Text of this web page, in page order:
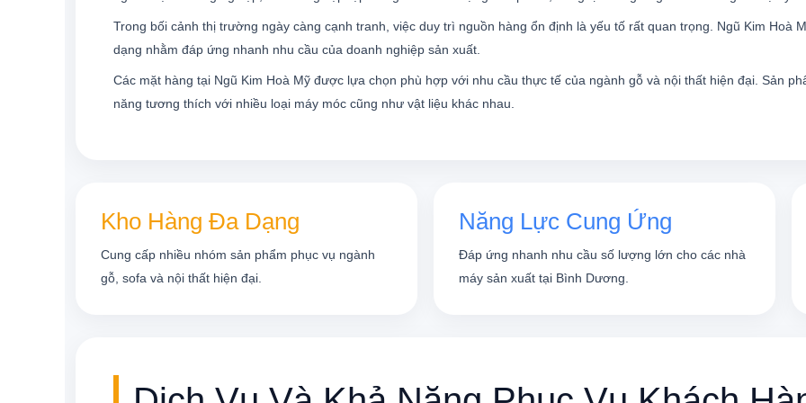
Trong bối cảnh thị trường ngày càng cạnh tranh, việc duy trì nguồn hàng ổn định là yếu tố rất quan trọng. Ngũ Kim Hoà
dạng nhằm đáp ứng nhanh nhu cầu của doanh nghiệp sản xuất.
Các mặt hàng tại Ngũ Kim Hoà Mỹ được lựa chọn phù hợp với nhu cầu thực tế của ngành gỗ và nội thất hiện đại. Sản
năng tương thích với nhiều loại máy móc cũng như vật liệu khác nhau.
Kho Hàng Đa Dạng
Cung cấp nhiều nhóm sản phẩm phục vụ ngành
gỗ, sofa và nội thất hiện đại.
Năng Lực Cung Ứng
Đáp ứng nhanh nhu cầu số lượng lớn cho các nhà
máy sản xuất tại Bình Dương.